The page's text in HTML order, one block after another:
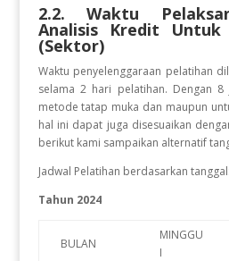
2.2. Waktu
Analisis Kredit Untuk
(Sektor)
Waktu penyelenggaraan pelatihan
selama 2 hari pelatihan. Dengan
metode tatap muka dan maupun
hal ini dapat juga disesuaikan
berikut kami sampaikan alternatif
Jadwal Pelatihan berdasarkan tanggal:
Tahun 2024
BULAN
MINGGU
I